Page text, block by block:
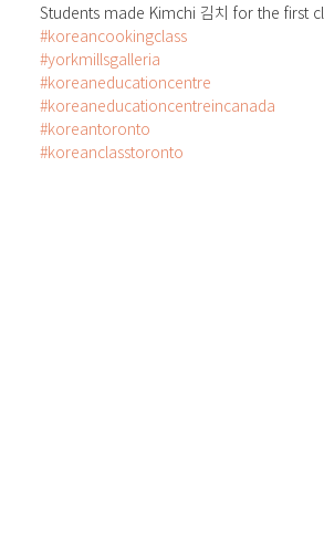
Students made Kimchi 김치 for the first
#koreancookingclass
#yorkmillsgalleria
#koreaneducationcentre
#koreaneducationcentreincanada
#koreantoronto
#koreanclasstoronto